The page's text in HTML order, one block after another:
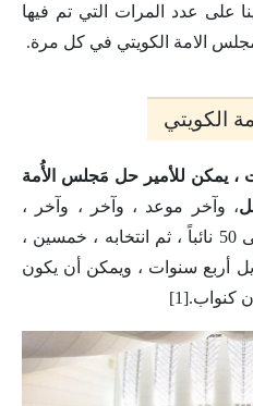
على عدد المرات التي تم فيها
الامة الكويتي في كل مرة.
الكويتي
الكويت ، يمكن للأمير حل مَجلس الأُمة
، وآخر موعد ، وآخر ، وآخر ،
وسب ، وآخر ، مجلس الأمة إلى 50 نائباً ، ثم انتخابه ، خمسين ،
أربع سنوات ، ويمكن أن يكون
كنواب.[1]